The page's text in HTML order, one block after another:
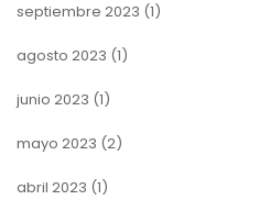
septiembre 2023 (1)
agosto 2023 (1)
junio 2023 (1)
mayo 2023 (2)
abril 2023 (1)